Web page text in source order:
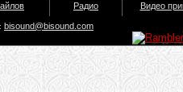
Радио Видео
bisound@bisound.com